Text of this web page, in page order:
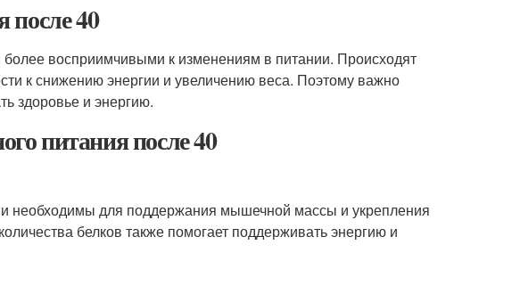
40
восприимчивыми к изменениям в питании. Происходят
к снижению энергии и увеличению веса. Поэтому важно
здоровье и энергию.
питания после 40
необходимы для поддержания мышечной массы и укрепления
белков также помогает поддерживать энергию и